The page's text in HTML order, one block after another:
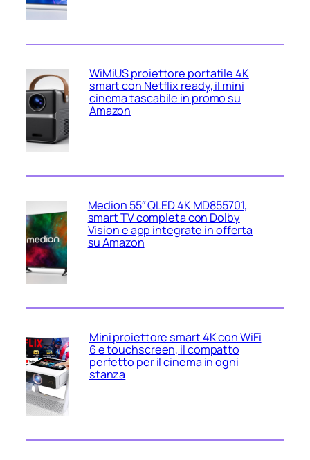
WiMiUS proiettore portatile 4K
smart con Netflix ready, il mini
cinema tascabile in promo su
Amazon
Medion 55″ QLED 4K MD855701,
smart TV completa con Dolby
Vision e app integrate in offerta
su Amazon
Mini proiettore smart 4K con WiFi
6 e touchscreen, il compatto
perfetto per il cinema in ogni
stanza